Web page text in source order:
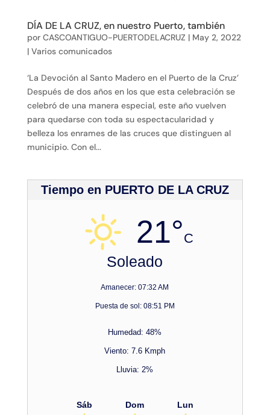
DÍA DE LA CRUZ, en nuestro Puerto, también
por CASCOANTIGUO-PUERTODELACRUZ | May 2, 2022
| Varios comunicados
‘La Devoción al Santo Madero en el Puerto de la Cruz’
Después de dos años en los que esta celebración se
celebró de una manera especial, este año vuelven
para quedarse con toda su espectacularidad y
belleza los enrames de las cruces que distinguen al
municipio. Con el...
Tiempo en PUERTO DE LA CRUZ
21°C
Soleado
Amanecer: 07:32 AM
Puesta de sol: 08:51 PM
Humedad: 48%
Viento: 7.6 Kmph
Lluvia: 2%
Sáb Dom Lun